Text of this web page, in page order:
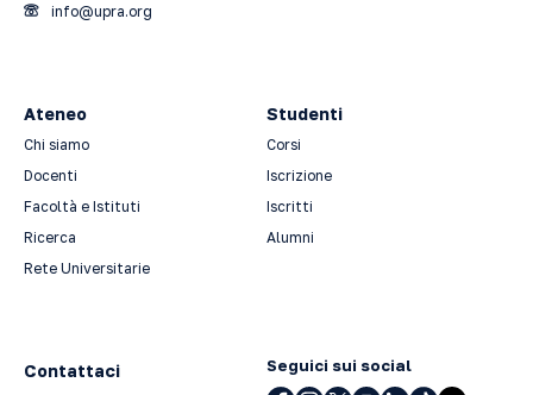
info@upra.org
Ateneo
Chi siamo
Docenti
Facoltà e Istituti
Ricerca
Rete Universitarie
Studenti
Corsi
Iscrizione
Iscritti
Alumni
Contattaci Seguici sui social